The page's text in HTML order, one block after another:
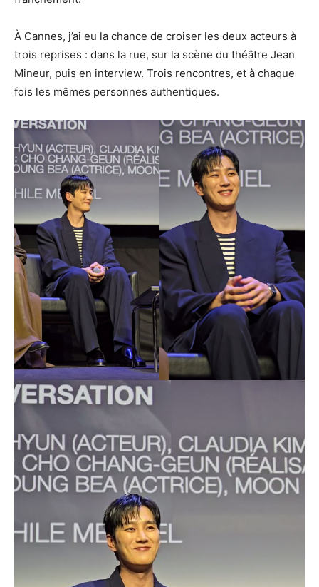
À Cannes, j’ai eu la chance de croiser les deux acteurs à
trois reprises : dans la rue, sur la scène du théâtre Jean
Mineur, puis en interview. Trois rencontres, et à chaque
fois les mêmes personnes authentiques.